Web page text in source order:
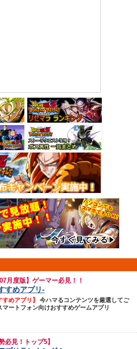
月度版】ゲーマー必見！！
すめアプリ-
すめアプリ】
今ハマるコンテンツを厳選してご
マートフォン向けおすすめゲームアプリ
必見！トップ5】